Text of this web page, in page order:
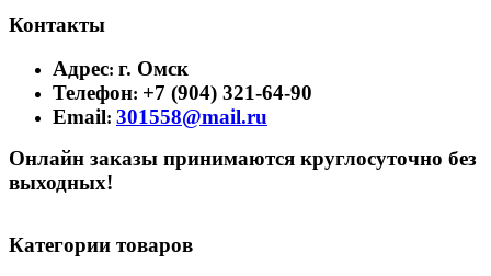
Контакты
Адрес: г. Омск
Телефон: +7 (904) 321-64-90
Email: 301558@mail.ru
Онлайн заказы принимаются круглосуточно без
выходных!
Категории товаров